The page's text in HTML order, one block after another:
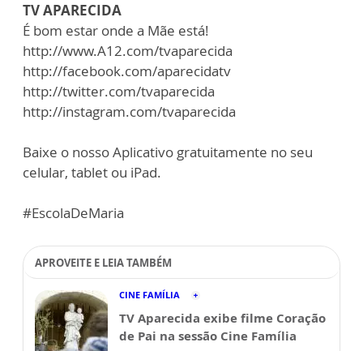
TV APARECIDA
É bom estar onde a Mãe está!
http://www.A12.com/tvaparecida
http://facebook.com/aparecidatv
http://twitter.com/tvaparecida
http://instagram.com/tvaparecida
Baixe o nosso Aplicativo gratuitamente no seu
celular, tablet ou iPad.
#EscolaDeMaria
APROVEITE E LEIA TAMBÉM
CINE FAMÍLIA
TV Aparecida exibe filme Coração
de Pai na sessão Cine Família